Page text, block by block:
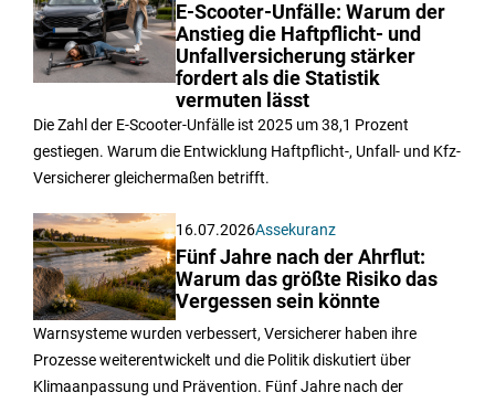
E-Scooter-Unfälle: Warum der
Anstieg die Haftpflicht- und
Unfallversicherung stärker
fordert als die Statistik
vermuten lässt
Die Zahl der E-Scooter-Unfälle ist 2025 um 38,1 Prozent
gestiegen. Warum die Entwicklung Haftpflicht-, Unfall- und Kfz-
Versicherer gleichermaßen betrifft.
16.07.2026Assekuranz
Fünf Jahre nach der Ahrflut:
Warum das größte Risiko das
Vergessen sein könnte
Warnsysteme wurden verbessert, Versicherer haben ihre
Prozesse weiterentwickelt und die Politik diskutiert über
Klimaanpassung und Prävention. Fünf Jahre nach der